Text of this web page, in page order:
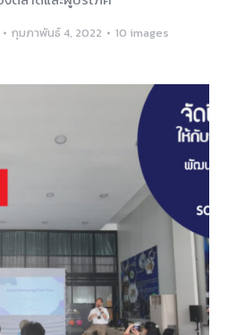
กุมภาพันธ์ 4, 2022 10 images